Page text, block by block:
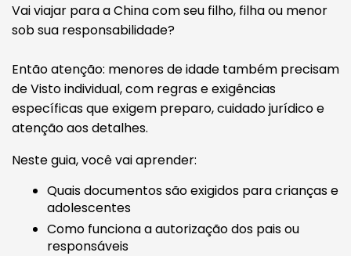
Vai viajar para a China com seu filho, filha ou menor
sob sua responsabilidade?
Então atenção: menores de idade também precisam
de Visto individual, com regras e exigências
específicas que exigem preparo, cuidado jurídico e
atenção aos detalhes.
Neste guia, você vai aprender:
Quais documentos são exigidos para crianças e
adolescentes
Como funciona a autorização dos pais ou
responsáveis